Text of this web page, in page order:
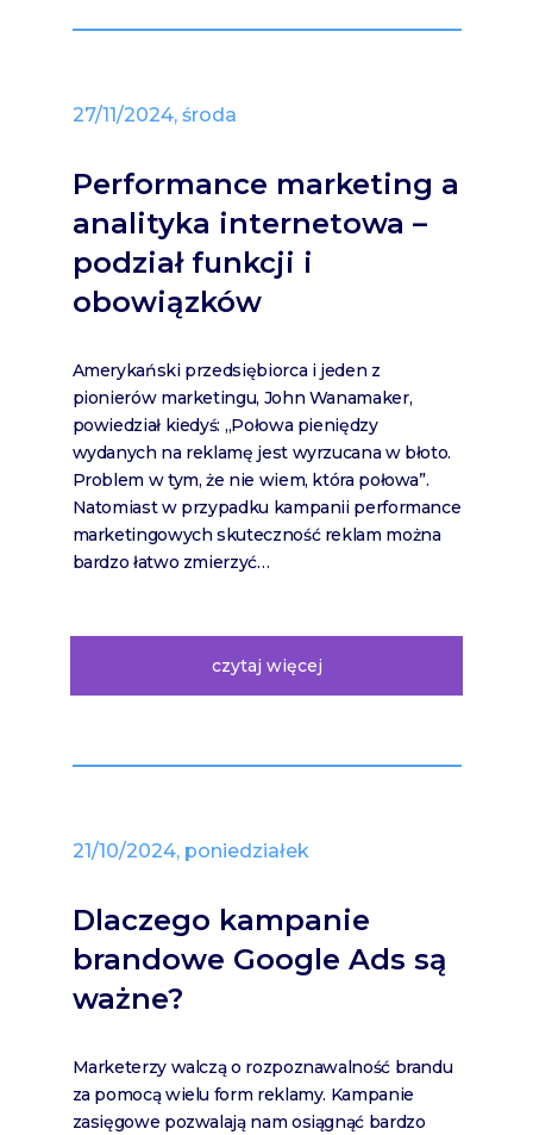
27/11/2024, środa
Performance marketing a
analityka internetowa –
podział funkcji i
obowiązków
Amerykański przedsiębiorca i jeden z
pionierów marketingu, John Wanamaker,
powiedział kiedyś: „Połowa pieniędzy
wydanych na reklamę jest wyrzucana w błoto.
Problem w tym, że nie wiem, która połowa”.
Natomiast w przypadku kampanii performance
marketingowych skuteczność reklam można
bardzo łatwo zmierzyć…
czytaj więcej
21/10/2024, poniedziałek
Dlaczego kampanie
brandowe Google Ads są
ważne?
Marketerzy walczą o rozpoznawalność brandu
za pomocą wielu form reklamy. Kampanie
zasięgowe pozwalają nam osiągnąć bardzo